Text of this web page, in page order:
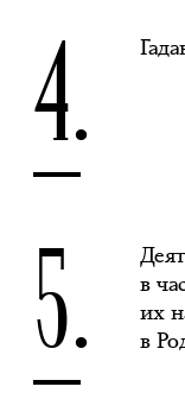
4.
5.
в
их
в